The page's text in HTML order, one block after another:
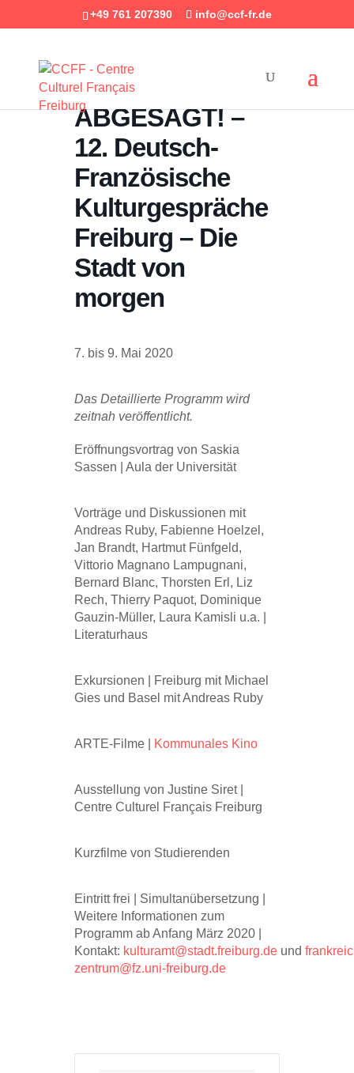
+49 761 207390 info@ccf-fr.de
ABGESAGT! –
12. Deutsch-
Französische
Kulturgespräche
Freiburg – Die
Stadt von
morgen
7. bis 9. Mai 2020
Das Detaillierte Programm wird
zeitnah veröffentlicht.
Eröffnungsvortrag von Saskia
Sassen | Aula der Universität
Vorträge und Diskussionen mit
Andreas Ruby, Fabienne Hoelzel,
Jan Brandt, Hartmut Fünfgeld,
Vittorio Magnano Lampugnani,
Bernard Blanc, Thorsten Erl, Liz
Rech, Thierry Paquot, Dominique
Gauzin-Müller, Laura Kamisli u.a. |
Literaturhaus
Exkursionen | Freiburg mit Michael
Gies und Basel mit Andreas Ruby
ARTE-Filme | Kommunales Kino
Ausstellung von Justine Siret |
Centre Culturel Français Freiburg
Kurzfilme von Studierenden
Eintritt frei | Simultanübersetzung |
Weitere Informationen zum
Programm ab Anfang März 2020 |
Kontakt: kulturamt@stadt.freiburg.de und
zentrum@fz.uni-freiburg.de